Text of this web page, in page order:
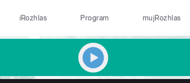
iRozhlas Program mujRozhlas